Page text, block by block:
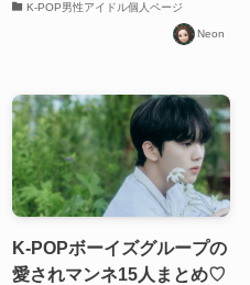
K-POP男性アイドル個人ページ
Neon
K-POPボーイズグループの
愛されマンネ15人まとめ♡